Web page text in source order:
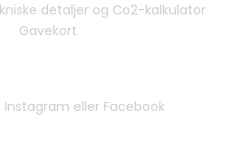
detaljer og Co2-kalkulator
Gavekort
Instagram eller Facebook